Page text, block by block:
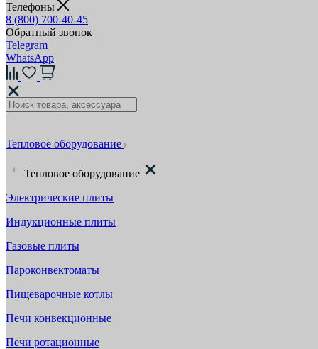
Телефоны
8 (800) 700-40-45
Обратный звонок
Telegram
WhatsApp
Тепловое оборудование
Тепловое оборудование
Электрические плиты
Индукционные плиты
Газовые плиты
Пароконвектоматы
Пищеварочные котлы
Печи конвекционные
Печи ротационные